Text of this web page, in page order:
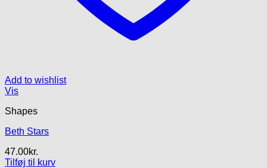
Add to wishlist
Vis
Shapes
Beth Stars
47.00kr.
Tilføj til kurv